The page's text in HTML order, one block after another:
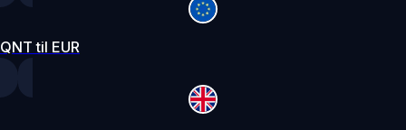
QNT til EUR